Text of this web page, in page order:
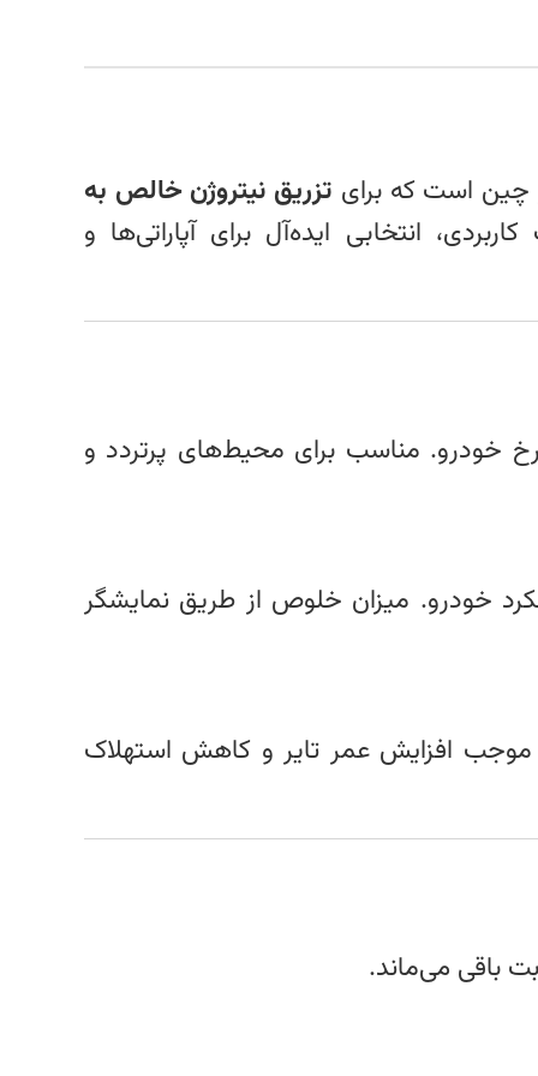
چین است که برای تزریق نیتروژن خالص به
انتخابی ایده‌آل برای آپاراتی‌ها و
خودرو. مناسب برای محیط‌های پرتردد و
خودرو. میزان خلوص از طریق نمایشگر
افزایش عمر تایر و کاهش استهلاک
باقی می‌ماند.